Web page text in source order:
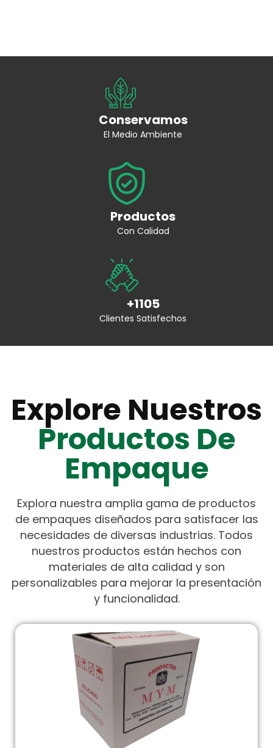
Conservamos
El Medio Ambiente
Productos
Con Calidad
+1105
Clientes Satisfechos
Explore Nuestros
Productos De
Empaque
Explora nuestra amplia gama de productos
de empaques diseñados para satisfacer las
necesidades de diversas industrias. Todos
nuestros productos están hechos con
materiales de alta calidad y son
personalizables para mejorar la presentación
y funcionalidad.